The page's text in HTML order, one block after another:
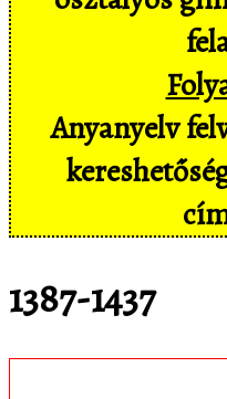
Anyanyelv
1387-1437